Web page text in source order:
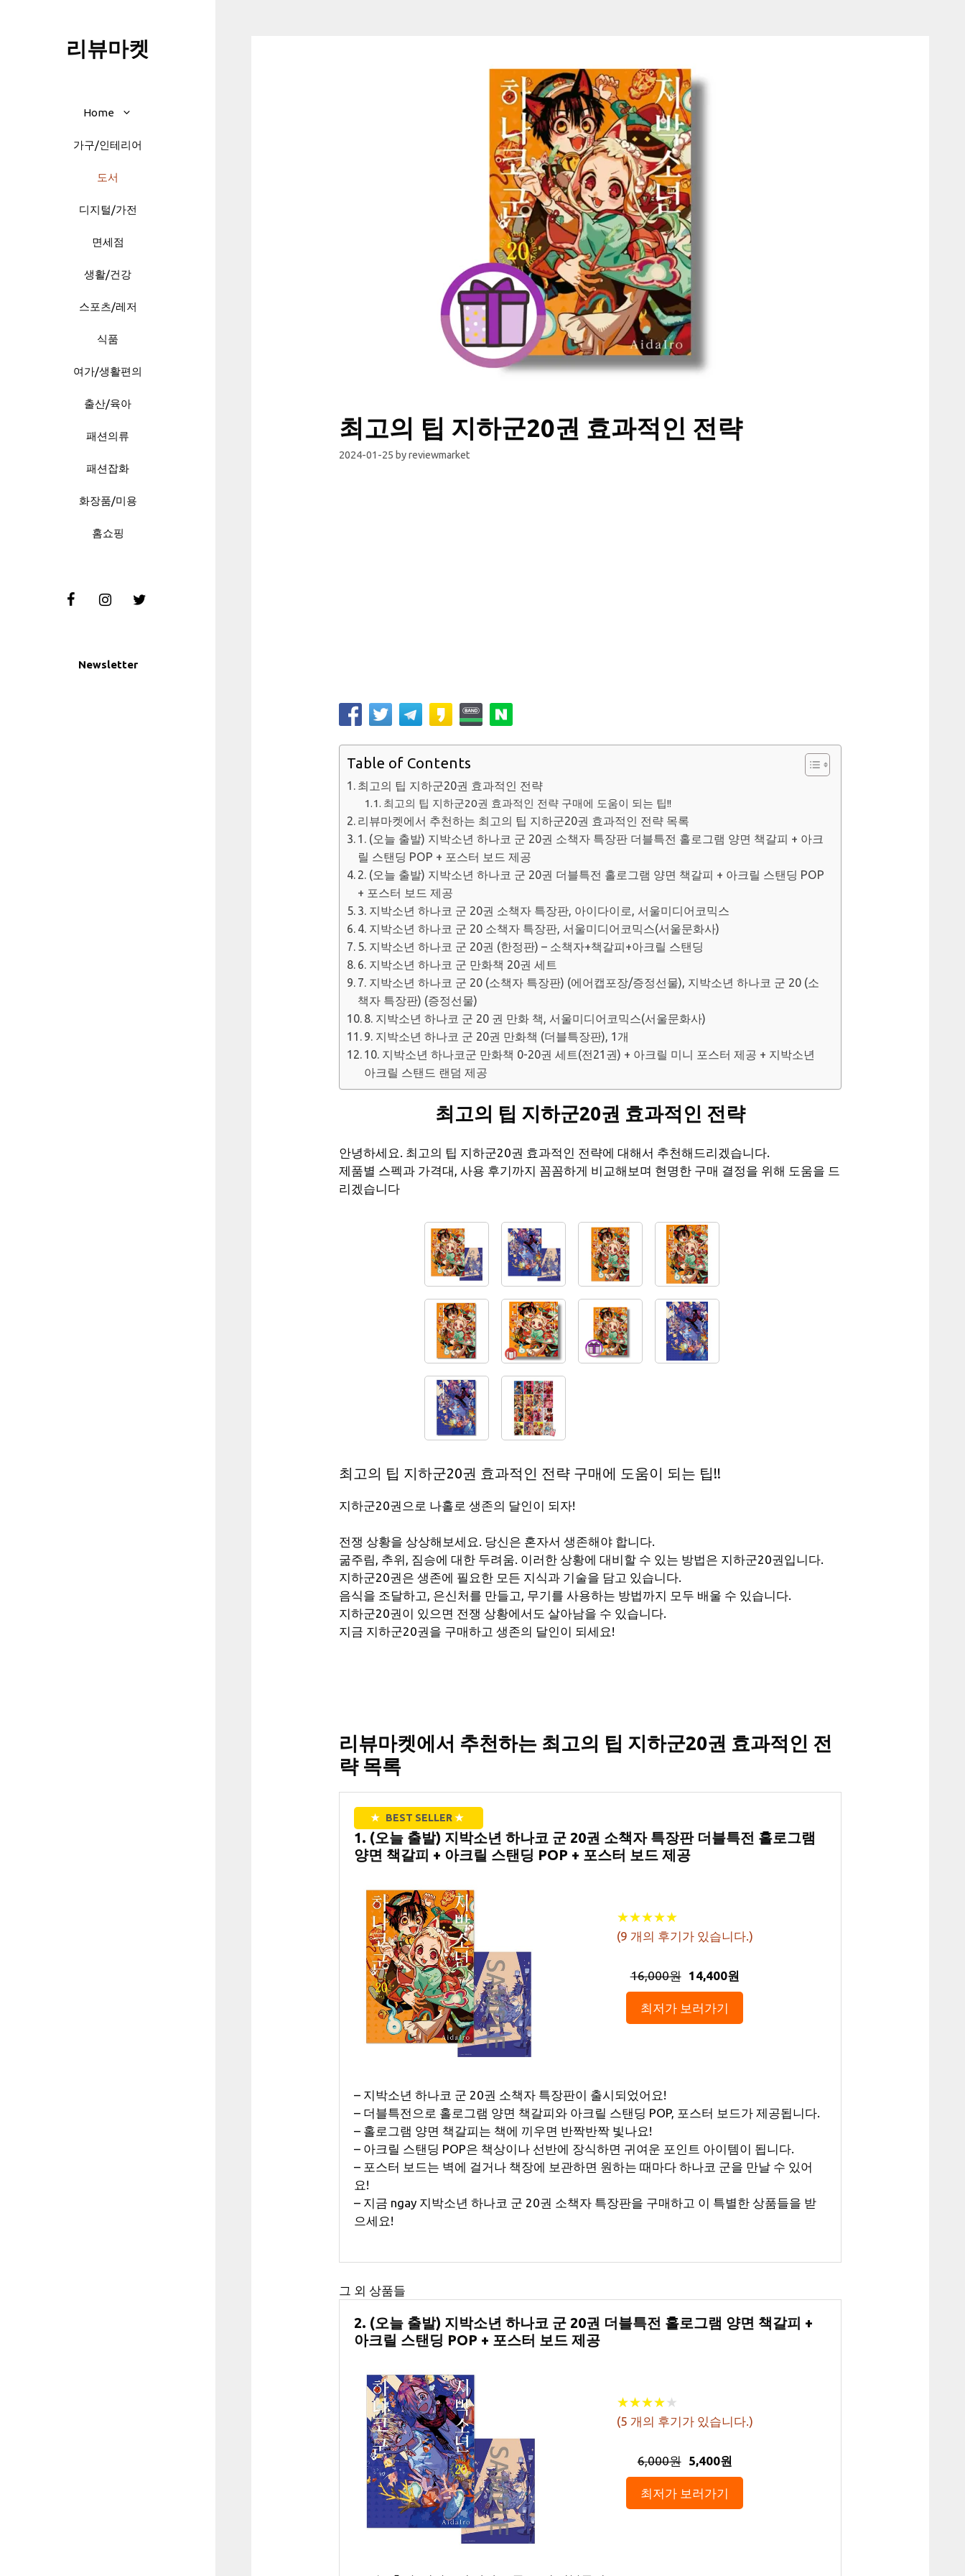
리뷰마켓
Home
가구/인테리어
도서
디지털/가전
면세점
생활/건강
스포츠/레저
식품
여가/생활편의
출산/육아
패션의류
패션잡화
화장품/미용
홈쇼핑
Newsletter
최고의 팁 지하군20권 효과적인 전략
2024-01-25 byreviewmarket
Table of Contents
최고의 팁 지하군20권 효과적인 전략
최고의 팁 지하군20권 효과적인 전략 구매에 도움이 되는 팁!!
리뷰마켓에서 추천하는 최고의 팁 지하군20권 효과적인 전략 목록
1. (오늘 출발) 지박소년 하나코 군 20권 소책자 특장판 더블특전 홀로그램 양면 책갈피 + 아크
릴 스탠딩 POP + 포스터 보드 제공
2. (오늘 출발) 지박소년 하나코 군 20권 더블특전 홀로그램 양면 책갈피 + 아크릴 스탠딩 POP
+ 포스터 보드 제공
3. 지박소년 하나코 군 20권 소책자 특장판, 아이다이로, 서울미디어코믹스
4. 지박소년 하나코 군 20 소책자 특장판, 서울미디어코믹스(서울문화사)
5. 지박소년 하나코 군 20권 (한정판) – 소책자+책갈피+아크릴 스탠딩
6. 지박소년 하나코 군 만화책 20권 세트
7. 지박소년 하나코 군 20 (소책자 특장판) (에어캡포장/증정선물), 지박소년 하나코 군 20 (소
책자 특장판) (증정선물)
8. 지박소년 하나코 군 20 권 만화 책, 서울미디어코믹스(서울문화사)
9. 지박소년 하나코 군 20권 만화책 (더블특장판), 1개
10. 지박소년 하나코군 만화책 0-20권 세트(전21권) + 아크릴 미니 포스터 제공 + 지박소년
아크릴 스탠드 랜덤 제공
최고의 팁 지하군20권 효과적인 전략
안녕하세요. 최고의 팁 지하군20권 효과적인 전략에 대해서 추천해드리겠습니다.
제품별 스펙과 가격대, 사용 후기까지 꼼꼼하게 비교해보며 현명한 구매 결정을 위해 도움을 드
리겠습니다
최고의 팁 지하군20권 효과적인 전략 구매에 도움이 되는 팁!!
지하군20권으로 나홀로 생존의 달인이 되자!
전쟁 상황을 상상해보세요. 당신은 혼자서 생존해야 합니다.
굶주림, 추위, 짐승에 대한 두려움. 이러한 상황에 대비할 수 있는 방법은 지하군20권입니다.
지하군20권은 생존에 필요한 모든 지식과 기술을 담고 있습니다.
음식을 조달하고, 은신처를 만들고, 무기를 사용하는 방법까지 모두 배울 수 있습니다.
지하군20권이 있으면 전쟁 상황에서도 살아남을 수 있습니다.
지금 지하군20권을 구매하고 생존의 달인이 되세요!
리뷰마켓에서 추천하는 최고의 팁 지하군20권 효과적인 전
략 목록
★ BEST SELLER ★
1. (오늘 출발) 지박소년 하나코 군 20권 소책자 특장판 더블특전 홀로그램
양면 책갈피 + 아크릴 스탠딩 POP + 포스터 보드 제공
★★★★★
★★★★★
(9 개의 후기가 있습니다.)
16,000원 14,400원
최저가 보러가기
– 지박소년 하나코 군 20권 소책자 특장판이 출시되었어요!
– 더블특전으로 홀로그램 양면 책갈피와 아크릴 스탠딩 POP, 포스터 보드가 제공됩니다.
– 홀로그램 양면 책갈피는 책에 끼우면 반짝반짝 빛나요!
– 아크릴 스탠딩 POP은 책상이나 선반에 장식하면 귀여운 포인트 아이템이 됩니다.
– 포스터 보드는 벽에 걸거나 책장에 보관하면 원하는 때마다 하나코 군을 만날 수 있어
요!
– 지금 ngay 지박소년 하나코 군 20권 소책자 특장판을 구매하고 이 특별한 상품들을 받
으세요!
그 외 상품들
2. (오늘 출발) 지박소년 하나코 군 20권 더블특전 홀로그램 양면 책갈피 +
아크릴 스탠딩 POP + 포스터 보드 제공
★★★★★
★★★★★
(5 개의 후기가 있습니다.)
6,000원 5,400원
최저가 보러가기